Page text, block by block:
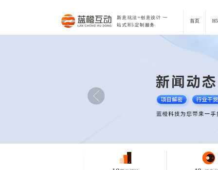
新意玩法+创意设计 一
站式H5定制服务
首页